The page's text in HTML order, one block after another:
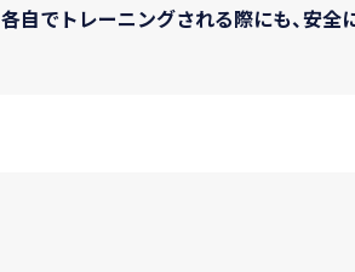
各自でトレーニングされる際にも、安全